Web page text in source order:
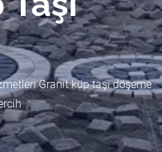
Granit küp taşı döşeme